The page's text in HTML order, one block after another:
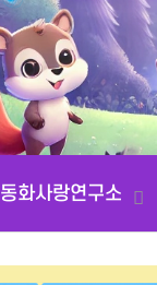
동화사랑연구소